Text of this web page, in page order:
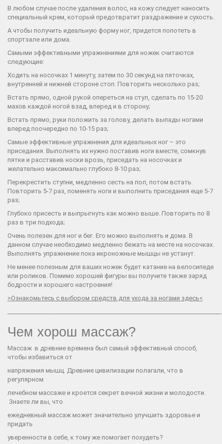
В любом случае после удаления волос, на кожу следует наносить
специальный крем, который предотвратит раздражение и сухость.
А чтобы получить идеальную форму ног, придется попотеть в
спортзале или дома.
Самыми эффективными упражнениями для ножек считаются
следующие:
Ходить на носочках 1 минуту, затем по 30 секунд на пяточках,
внутренней и нижней стороне стоп. Повторить несколько раз;
Встать прямо, одной рукой опереться на стул, сделать по 15-20
махов каждой ногой взад, вперед и в сторону;
Встать прямо, руки положить за голову, делать выпады ногами
вперед поочередно по 10-15 раз;
Самые эффективные упражнения для идеальных ног – это
приседания. Выполнять их нужно поставив ноги вместе, сомкнув
пятки и расставив носки врозь, приседать на носочках и
желательно максимально глубоко 8-10 раз;
Перекрестить ступни, медленно сесть на пол, потом встать.
Повторить 5-7 раз, поменять ноги и выполнить приседания еще 5-7
раз;
Глубоко присесть и выпрыгнуть как можно выше. Повторить по 8
раз в три подхода;
Очень полезен для ног и бег. Его можно выполнять и дома. В
данном случае необходимо медленно бежать на месте на носочках.
Выполнять упражнение пока икроножные мышцы не устанут.
Не менее полезным для ваших ножек будет катание на велосипеде
или роликов. Помимо хорошей фигуры вы получите также заряд
бодрости и хорошего настроения!
>Ознакомьтесь с выбором средств для ухода за ногами здесь<
Чем хорош массаж?
Массаж в древние времена был самый эффективный способ,
чтобы избавиться от
напряжения мышц. Древние цивилизации полагали, что в
регулярном
лечебном массаже и кроется секрет вечной жизни и молодости.
Знаете ли вы, что
ежедневный массаж может значительно улучшить здоровье и
придать
уверенности в себе, к тому же помогает похудеть?